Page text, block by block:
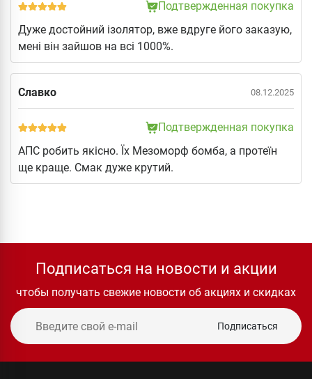
Подтвержденная покупка
Дуже достойний ізолятор, вже вдруге його заказую,
мені він зайшов на всі 1000%.
Славко 08.12.2025
Подтвержденная покупка
АПС робить якісно. Їх Мезоморф бомба, а протеїн
ще краще. Смак дуже крутий.
Подписаться на новости и акции
чтобы получать свежие новости об акциях и скидках
Подписаться